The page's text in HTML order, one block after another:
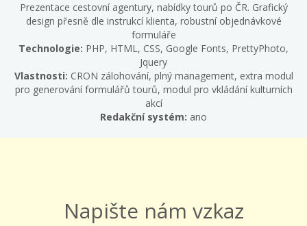
Prezentace cestovní agentury, nabídky tourů po ČR. Grafický
design přesně dle instrukcí klienta, robustní objednávkové
formuláře
Technologie: PHP, HTML, CSS, Google Fonts, PrettyPhoto,
Jquery
Vlastnosti: CRON zálohování, plný management, extra modul
pro generování formulářů tourů, modul pro vkládání kulturních
akcí
Redakční systém: ano
Napište nám vzkaz